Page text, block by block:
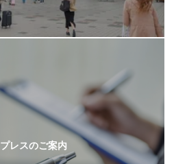
プレスのご案内